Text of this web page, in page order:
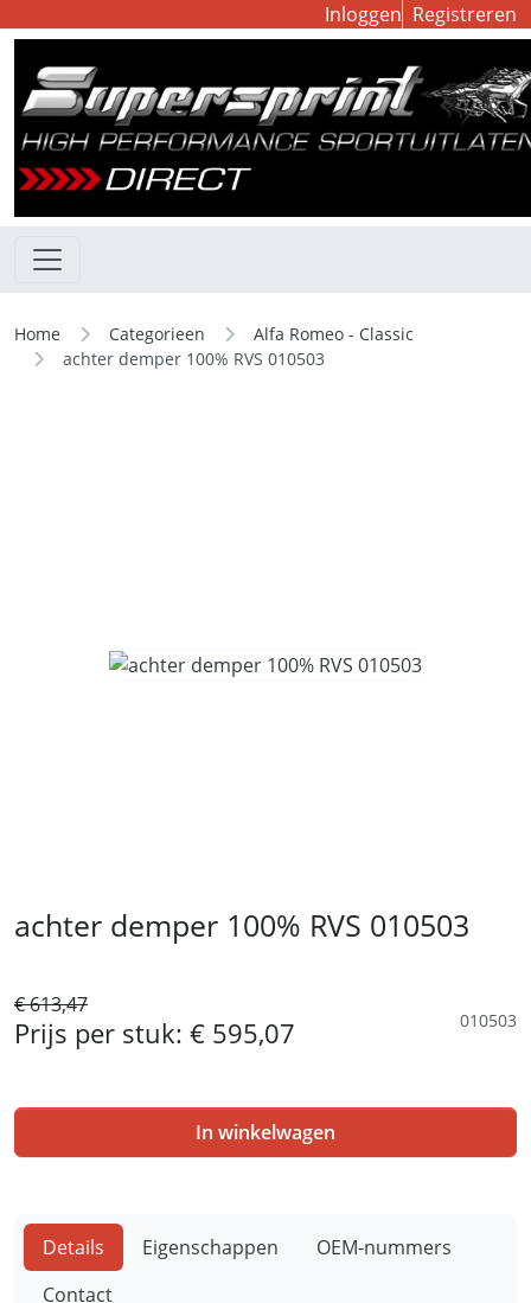
Inloggen Registreren
Home Categorieen
Alfa Romeo - Classic
achter demper 100% RVS 010503
achter demper 100% RVS 010503
€ 613,47
Prijs per stuk: € 595,07 010503
In winkelwagen
Details Eigenschappen
OEM-nummers
Contact